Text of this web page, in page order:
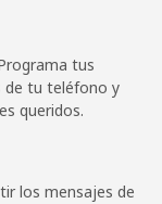
por
tus
de tu teléfono y
queridos.
los mensajes de